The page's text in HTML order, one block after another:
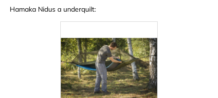
Hamaka Nidus a underquilt: